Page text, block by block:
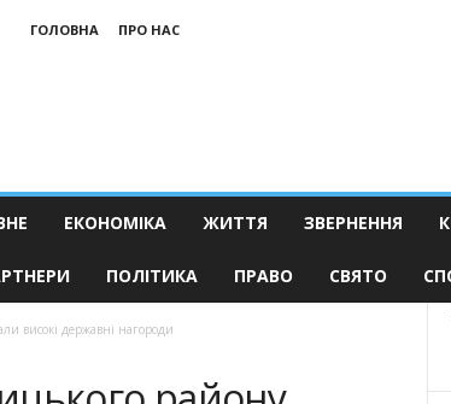
ГОЛОВНА
ПРО НАС
ЕКОНОМІКА ЖИТТЯ ЗВЕРНЕННЯ
ПОЛІТИКА ПРАВО СВЯТО
високі державні нагороди